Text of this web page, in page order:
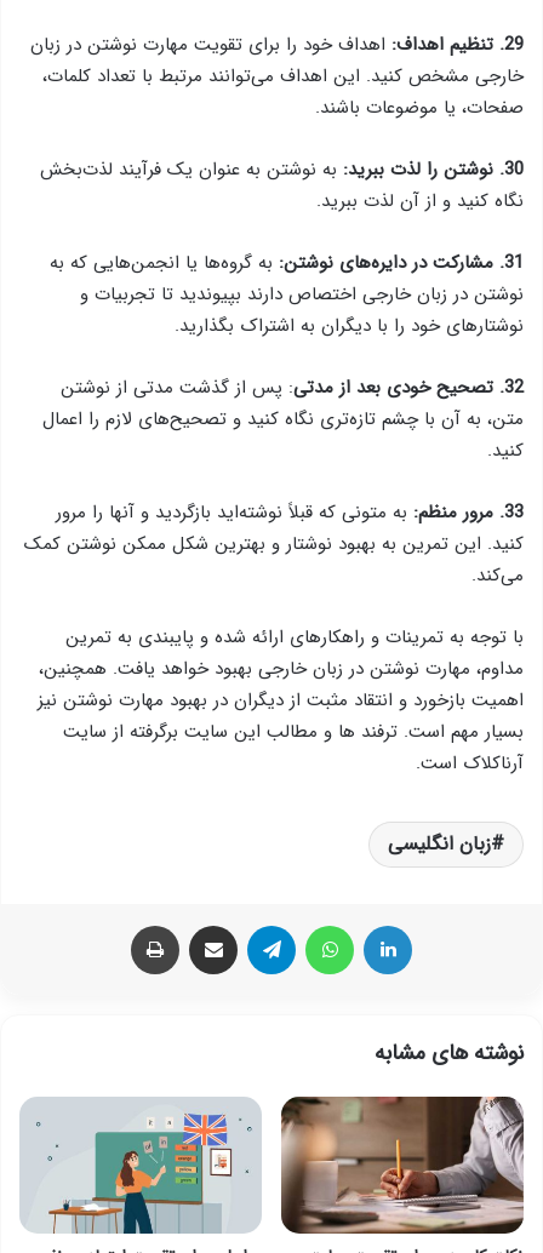
29. تنظیم اهداف:
اهداف خود را برای تقویت مهارت نوشتن در زبان
خارجی مشخص کنید. این اهداف می‌توانند مرتبط با تعداد کلمات،
صفحات، یا موضوعات باشند.
30. نوشتن را لذت ببرید:
به نوشتن به عنوان یک فرآیند لذت‌بخش
نگاه کنید و از آن لذت ببرید.
31. مشارکت در دایره‌های نوشتن:
به گروه‌ها یا انجمن‌هایی که به
نوشتن در زبان خارجی اختصاص دارند بپیوندید تا تجربیات و
نوشتارهای خود را با دیگران به اشتراک بگذارید.
32. تصحیح خودی بعد از مدتی
: پس از گذشت مدتی از نوشتن
متن، به آن با چشم تازه‌تری نگاه کنید و تصحیح‌های لازم را اعمال
کنید.
33. مرور منظم:
به متونی که قبلاً نوشته‌اید بازگردید و آنها را مرور
کنید. این تمرین به بهبود نوشتار و بهترین شکل ممکن نوشتن کمک
می‌کند.
با توجه به تمرینات و راهکارهای ارائه شده و پایبندی به تمرین
مداوم، مهارت نوشتن در زبان خارجی بهبود خواهد یافت. همچنین،
اهمیت بازخورد و انتقاد مثبت از دیگران در بهبود مهارت نوشتن نیز
بسیار مهم است. ترفند ها و مطالب این سایت برگرفته از سایت
آرناکلاک است.
زبان انگلیسی
لینکدین تلگرام اشتراک گذاری از طریق ایمیل
نوشته های مشابه